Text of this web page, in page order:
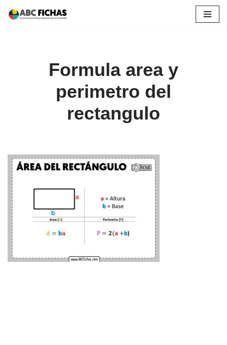
Formula area y
perimetro del
rectangulo